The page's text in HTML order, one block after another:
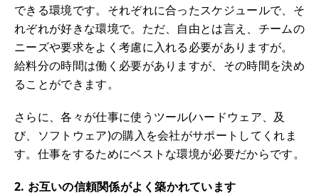
できる環境です。それぞれに合ったスケジュールで、そ
れぞれが好きな環境で。ただ、自由とは言え、チームの
ニーズや要求をよく考慮に入れる必要がありますが。
給料分の時間は働く必要がありますが、その時間を決め
ることができます。
さらに、各々が仕事に使うツール(ハードウェア、及
び、ソフトウェア)の購入を会社がサポートしてくれま
す。仕事をするためにベストな環境が必要だからです。
2. お互いの信頼関係がよく築かれています